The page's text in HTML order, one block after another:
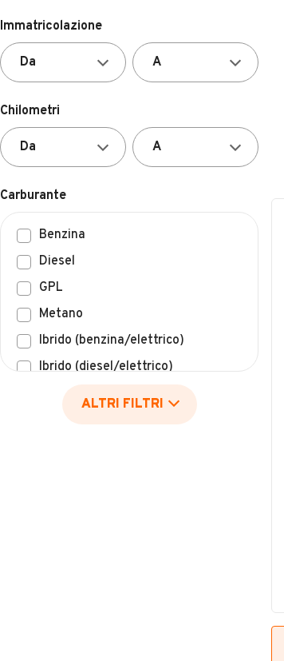
Immatricolazione
Chilometri
Carburante
Benzina
Diesel
GPL
Metano
Ibrido (benzina/elettrico)
Ibrido (diesel/elettrico)
Elettrico
Idrogeno
ALTRI FILTRI